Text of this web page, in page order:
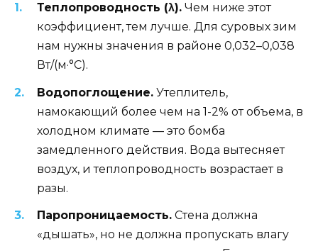
Теплопроводность (λ). Чем ниже этот
коэффициент, тем лучше. Для суровых зим
нам нужны значения в районе 0,032–0,038
Вт/(м·°C).
Водопоглощение. Утеплитель,
намокающий более чем на 1-2% от объема, в
холодном климате — это бомба
замедленного действия. Вода вытесняет
воздух, и теплопроводность возрастает в
разы.
Паропроницаемость. Стена должна
«дышать», но не должна пропускать влагу